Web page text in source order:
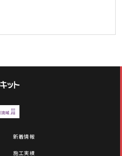
新着情報
施工実績